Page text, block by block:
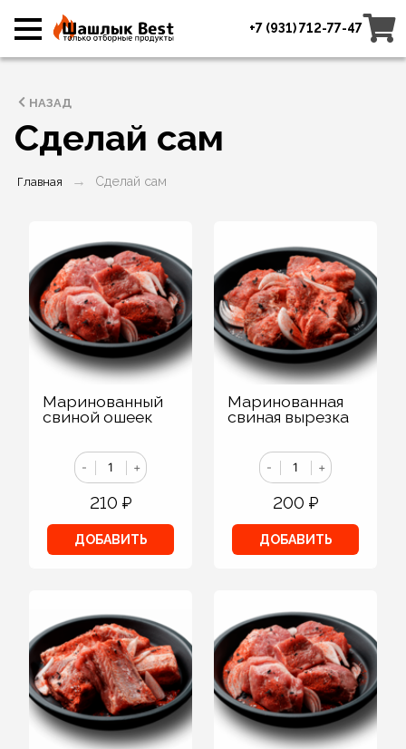
+7 (931) 712-77-47
НАЗАД
Сделай сам
Главная Сделай сам
Маринованный
свиной ошеек
- +
210 ₽
ДОБАВИТЬ
Маринованная
свиная вырезка
- +
200 ₽
ДОБАВИТЬ